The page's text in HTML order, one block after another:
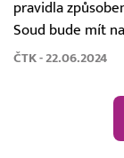
pravidla
Soud bude mít
ČTK - 22.06.2024